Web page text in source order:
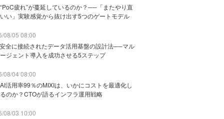
疲れ”が蔓延しているのか？──「またやり直
い」実験感覚から抜け出す5つのゲートモデル
08/05 08:00
全に接続されたデータ活用基盤の設計法──マル
ジェント導入を成功させる5ステップ
08/04 08:00
活用率99％のMIXIは、いかにコストを最適化し
のか？CTOが語るインフラ運用戦略
08/03 10:00